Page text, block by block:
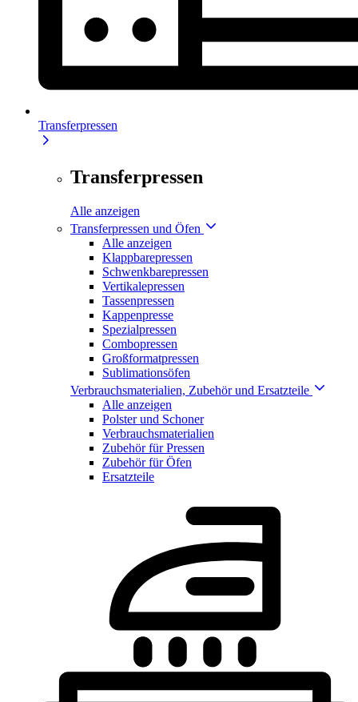
Transferpressen
Transferpressen
Alle anzeigen
Transferpressen und Öfen
Alle anzeigen
Klappbarepressen
Schwenkbarepressen
Vertikalepressen
Tassenpressen
Kappenpresse
Spezialpressen
Combopressen
Großformatpressen
Sublimationsöfen
Verbrauchsmaterialien, Zubehör und Ersatzteile
Alle anzeigen
Polster und Schoner
Verbrauchsmaterialien
Zubehör für Pressen
Zubehör für Öfen
Ersatzteile